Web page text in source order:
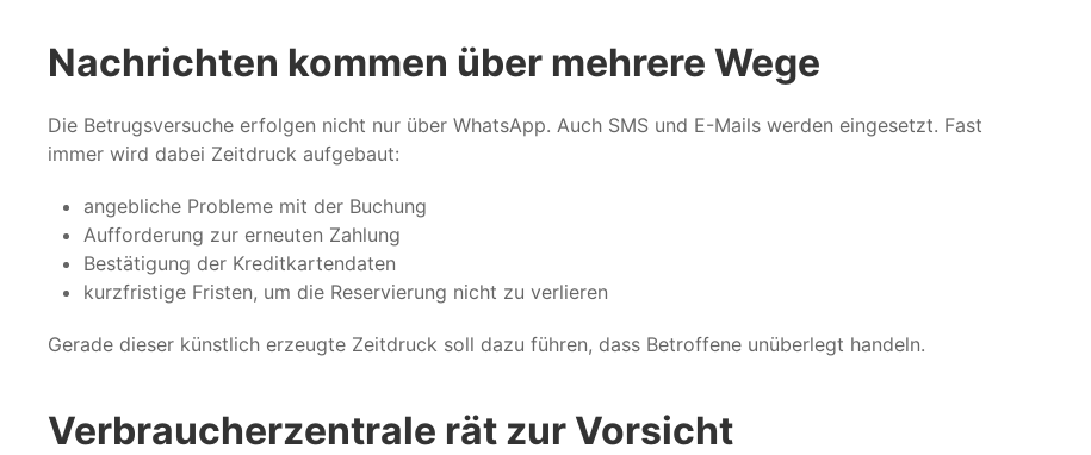
Nachrichten kommen über mehrere Wege
Die Betrugsversuche erfolgen nicht nur über WhatsApp. Auch SMS und E-Mails werden eingesetzt. Fast
immer wird dabei Zeitdruck aufgebaut:
angebliche Probleme mit der Buchung
Aufforderung zur erneuten Zahlung
Bestätigung der Kreditkartendaten
kurzfristige Fristen, um die Reservierung nicht zu verlieren
Gerade dieser künstlich erzeugte Zeitdruck soll dazu führen, dass Betroffene unüberlegt handeln.
Verbraucherzentrale rät zur Vorsicht